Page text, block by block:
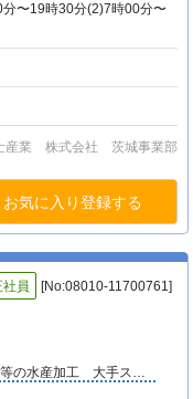
〜19時30分(2)7時00分〜
産業 株式会社 茨城事業部
お気に入り登録する
社員 [No:08010-11700761]